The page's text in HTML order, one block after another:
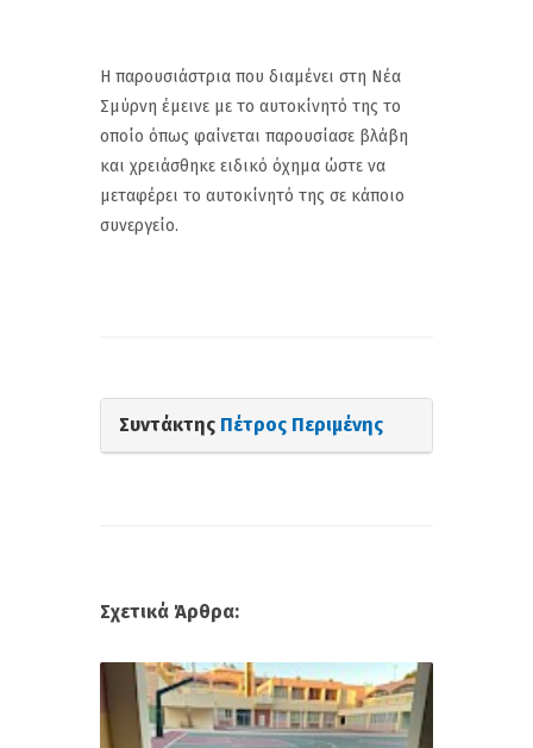
Η παρουσιάστρια που διαμένει στη Νέα
Σμύρνη έμεινε με το αυτοκίνητό της το
οποίο όπως φαίνεται παρουσίασε βλάβη
και χρειάσθηκε ειδικό όχημα ώστε να
μεταφέρει το αυτοκίνητό της σε κάποιο
συνεργείο.
Συντάκτης Πέτρος Περιμένης
Σχετικά Άρθρα: